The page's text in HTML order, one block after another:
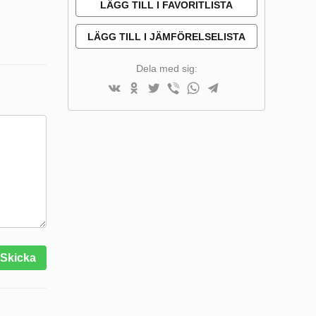
Skicka
LÄGG TILL I FAVORITLISTA
LÄGG TILL I JÄMFÖRELSELISTA
Dela med sig: